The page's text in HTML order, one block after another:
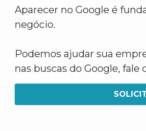
Aparecer no Google é
negócio.
Podemos ajudar sua
nas buscas do Google, fale